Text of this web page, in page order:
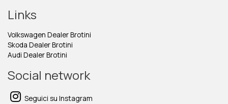
Links
Volkswagen Dealer Brotini
Skoda Dealer Brotini
Audi Dealer Brotini
Social network
Seguici su Instagram